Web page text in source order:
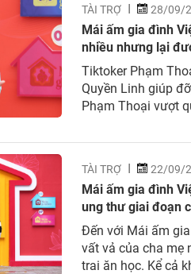
TÀI TRỢ 28/09/
Mái ấm gia đình
nhiều nhưng lại
Tiktoker Phạm
Quyền Linh giúp
Phạm Thoại vượt
Trong video, MC
TÀI TRỢ 22/09/
Mái ấm gia đình
ung thư giai đoạn
Đến với Mái ấm
vất vả của cha mẹ
trai ăn học. Kể cả